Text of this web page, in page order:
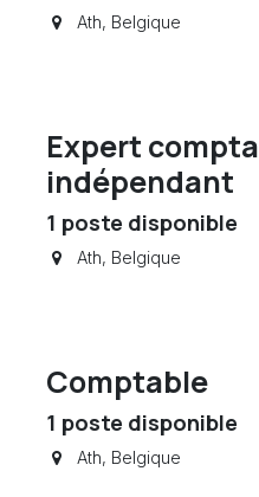
Ath, Belgique
Expert
indépendant
1 poste disponible
Ath, Belgique
Comptable
1 poste disponible
Ath, Belgique